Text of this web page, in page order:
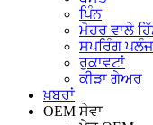
ਪਿੰਨ
ਮੋਹਰ ਵਾਲੇ
ਸਪਰਿੰਗ
ਰੁਕਾਵਟਾਂ
ਕੀੜਾ ਗੇਅਰ
ਖ਼ਬਰਾਂ
OEM ਸੇਵਾ